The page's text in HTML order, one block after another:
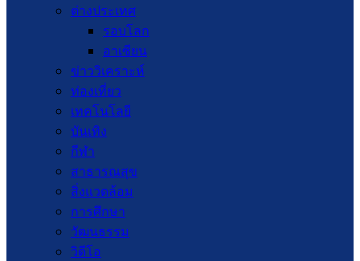
ต่างประเทศ
รอบโลก
อาเซียน
ข่าววิเคราะห์
ท่องเที่ยว
เทคโนโลยี
บันเทิง
กีฬา
สาธารณสุข
สิ่งแวดล้อม
การศึกษา
วัฒนธรรม
วิดีโอ